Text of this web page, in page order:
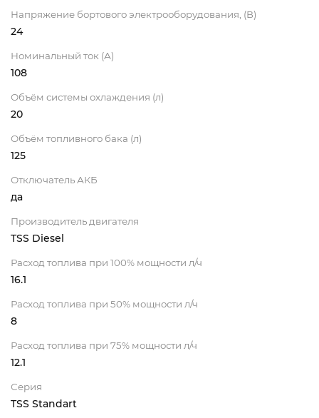
Напряжение бортового электрооборудования, (В)
24
Номинальный ток (А)
108
Объём системы охлаждения (л)
20
Объём топливного бака (л)
125
Отключатель АКБ
да
Производитель двигателя
TSS Diesel
Расход топлива при 100% мощности л/ч
16.1
Расход топлива при 50% мощности л/ч
8
Расход топлива при 75% мощности л/ч
12.1
Серия
TSS Standart